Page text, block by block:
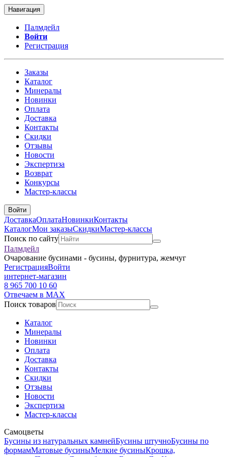
Навигация
Палмдейл
Войти
Регистрация
Заказы
Каталог
Минералы
Новинки
Оплата
Доставка
Контакты
Скидки
Отзывы
Новости
Экспертиза
Возврат
Конкурсы
Мастер-классы
Войти
ДоставкаОплатаНовинкиКонтакты
КаталогМои заказыСкидкиМастер-классы
Поиск по сайту
Палмдейл
Очарование бусинами - бусины, фурнитура, жемчуг
РегистрацияВойти
интернет-магазин
8 965 700 10 60
Отвечаем в MAX
Поиск товаров
Каталог
Минералы
Новинки
Оплата
Доставка
Контакты
Скидки
Отзывы
Новости
Экспертиза
Мастер-классы
Самоцветы
Бусины из натуральных камнейБусины штучноБусины по
формамМатовые бусиныМелкие бусиныКрошка,